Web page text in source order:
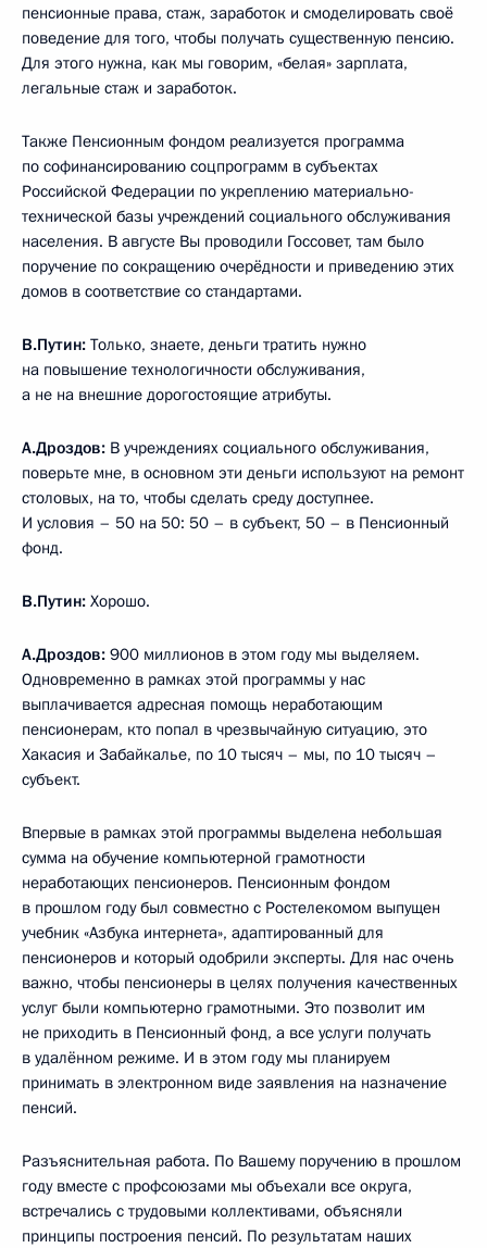
пенсионные права, стаж, заработок и смоделировать своё
поведение для того, чтобы получать существенную пенсию.
Для этого нужна, как мы говорим, «белая» зарплата,
легальные стаж и заработок.
Также Пенсионным фондом реализуется программа
по софинансированию соцпрограмм в субъектах
Российской Федерации по укреплению материально-
технической базы учреждений социального обслуживания
населения. В августе Вы проводили Госсовет, там было
поручение по сокращению очерёдности и приведению этих
домов в соответствие со стандартами.
В.Путин: Только, знаете, деньги тратить нужно
на повышение технологичности обслуживания,
а не на внешние дорогостоящие атрибуты.
А.Дроздов: В учреждениях социального обслуживания,
поверьте мне, в основном эти деньги используют на ремонт
столовых, на то, чтобы сделать среду доступнее.
И условия – 50 на 50: 50 – в субъект, 50 – в Пенсионный
фонд.
В.Путин: Хорошо.
А.Дроздов: 900 миллионов в этом году мы выделяем.
Одновременно в рамках этой программы у нас
выплачивается адресная помощь неработающим
пенсионерам, кто попал в чрезвычайную ситуацию, это
Хакасия и Забайкалье, по 10 тысяч – мы, по 10 тысяч –
субъект.
Впервые в рамках этой программы выделена небольшая
сумма на обучение компьютерной грамотности
неработающих пенсионеров. Пенсионным фондом
в прошлом году был совместно с Ростелекомом выпущен
учебник «Азбука интернета», адаптированный для
пенсионеров и который одобрили эксперты. Для нас очень
важно, чтобы пенсионеры в целях получения качественных
услуг были компьютерно грамотными. Это позволит им
не приходить в Пенсионный фонд, а все услуги получать
в удалённом режиме. И в этом году мы планируем
принимать в электронном виде заявления на назначение
пенсий.
Разъяснительная работа. По Вашему поручению в прошлом
году вместе с профсоюзами мы объехали все округа,
встречались с трудовыми коллективами, объясняли
принципы построения пенсий. По результатам наших